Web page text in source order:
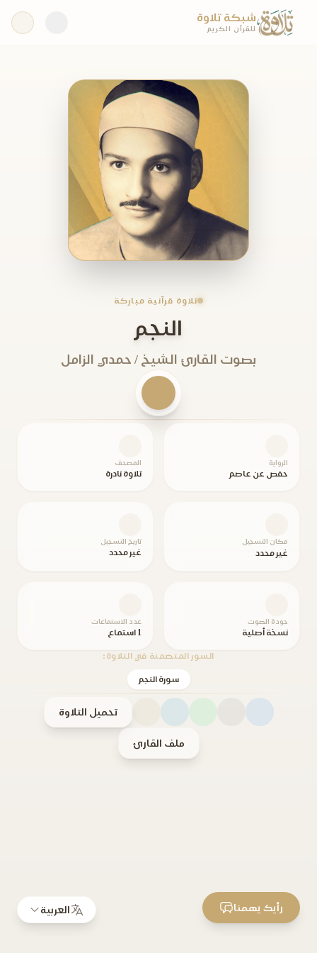
شبكة تلاوة
للقرآن الكريم
تلاوة قرآنية مباركة
النجم
بصوت القارئ الشيخ / حمدي الزامل
الرواية
حفص عن عاصم
المصحف
تلاوة نادرة
مكان التسجيل
غير محدد
تاريخ التسجيل
غير محدد
جودة الصوت
نسخة أصلية
عدد الاستماعات
1 استماع
السور المتضمنة في التلاوة:
سورة النجم
تحميل التلاوة
ملف القارئ
العربية رأيك يهمنا